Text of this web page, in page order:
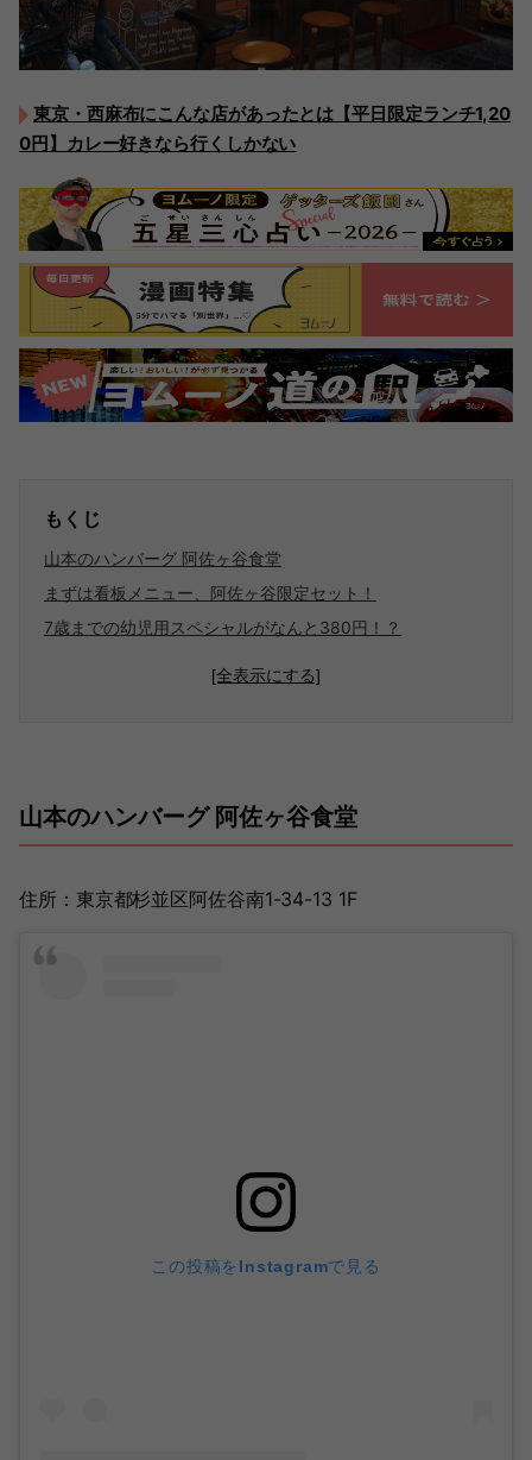
東京・西麻布にこんな店があったとは【平日限定ランチ1,20
0円】カレー好きなら行くしかない
もくじ
山本のハンバーグ 阿佐ヶ谷食堂
まずは看板メニュー、阿佐ヶ谷限定セット！
7歳までの幼児用スペシャルがなんと380円！？
[全表示にする]
山本のハンバーグ 阿佐ヶ谷食堂
住所：東京都杉並区阿佐谷南1-34-13 1F
この投稿をInstagramで見る